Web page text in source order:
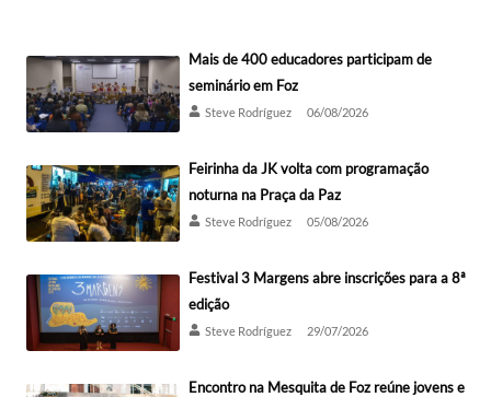
Mais de 400 educadores participam de
seminário em Foz
Steve Rodríguez 06/08/2026
Feirinha da JK volta com programação
noturna na Praça da Paz
Steve Rodríguez 05/08/2026
Festival 3 Margens abre inscrições para a 8ª
edição
Steve Rodríguez 29/07/2026
Encontro na Mesquita de Foz reúne jovens e